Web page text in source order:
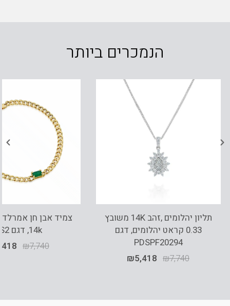
הנמכרים ביותר
תליון יהלומים ,זהב 14K משובץ
0.33 קראט יהלומים, דגם
PDSPF20294
₪7,740
₪5,418
צמיד אבן חן אמרלד
14k, דגם BS2
₪7,740